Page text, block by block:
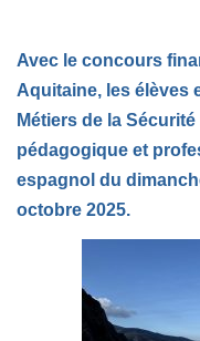
SECTEUR SPORTIF
Avec le concours
Aquitaine, les élèves
Métiers de la
pédagogique et
espagnol du
octobre 2025.